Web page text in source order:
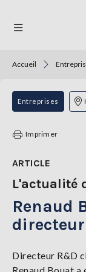
THÉMATIQUES
RÉGIONS
TENDANCES
SERVICES
LA
GAZETTE
Accueil
Entreprises
Imprimer
ARTICLE
L'actualité
Renaud
Directeur R&D